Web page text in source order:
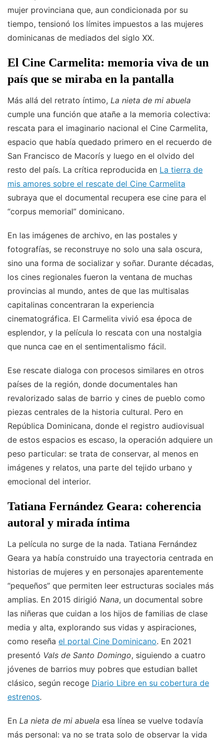
mujer provinciana que, aun condicionada por su
tiempo, tensionó los límites impuestos a las mujeres
dominicanas de mediados del siglo XX.
El Cine Carmelita: memoria viva de un
país que se miraba en la pantalla
Más allá del retrato íntimo, La nieta de mi abuela
cumple una función que atañe a la memoria colectiva:
rescata para el imaginario nacional el Cine Carmelita,
espacio que había quedado primero en el recuerdo de
San Francisco de Macorís y luego en el olvido del
resto del país. La crítica reproducida en La tierra de
mis amores sobre el rescate del Cine Carmelita
subraya que el documental recupera ese cine para el
“corpus memorial” dominicano.
En las imágenes de archivo, en las postales y
fotografías, se reconstruye no solo una sala oscura,
sino una forma de socializar y soñar. Durante décadas,
los cines regionales fueron la ventana de muchas
provincias al mundo, antes de que las multisalas
capitalinas concentraran la experiencia
cinematográfica. El Carmelita vivió esa época de
esplendor, y la película lo rescata con una nostalgia
que nunca cae en el sentimentalismo fácil.
Ese rescate dialoga con procesos similares en otros
países de la región, donde documentales han
revalorizado salas de barrio y cines de pueblo como
piezas centrales de la historia cultural. Pero en
República Dominicana, donde el registro audiovisual
de estos espacios es escaso, la operación adquiere un
peso particular: se trata de conservar, al menos en
imágenes y relatos, una parte del tejido urbano y
emocional del interior.
Tatiana Fernández Geara: coherencia
autoral y mirada íntima
La película no surge de la nada. Tatiana Fernández
Geara ya había construido una trayectoria centrada en
historias de mujeres y en personajes aparentemente
“pequeños” que permiten leer estructuras sociales más
amplias. En 2015 dirigió Nana, un documental sobre
las niñeras que cuidan a los hijos de familias de clase
media y alta, explorando sus vidas y aspiraciones,
como reseña el portal Cine Dominicano. En 2021
presentó Vals de Santo Domingo, siguiendo a cuatro
jóvenes de barrios muy pobres que estudian ballet
clásico, según recoge Diario Libre en su cobertura de
estrenos.
En La nieta de mi abuela esa línea se vuelve todavía
más personal: ya no se trata solo de observar la vida